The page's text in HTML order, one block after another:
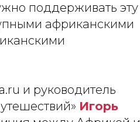
поддерживать эту
африканскими
и руководитель
Игорь